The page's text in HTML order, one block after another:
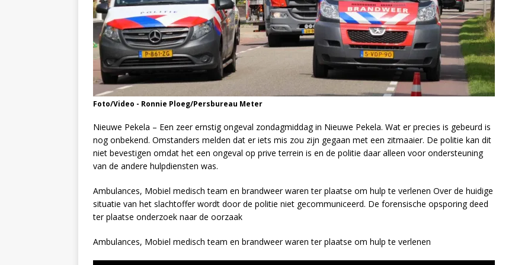
Foto/Video - Ronnie Ploeg/Persbureau Meter
Nieuwe Pekela – Een zeer ernstig ongeval zondagmiddag in Nieuwe Pekela. Wat er precies is gebeurd is
nog onbekend. Omstanders melden dat er iets mis zou zijn gegaan met een zitmaaier. De politie kan dit
niet bevestigen omdat het een ongeval op prive terrein is en de politie daar alleen voor ondersteuning
van de andere hulpdiensten was.
Ambulances, Mobiel medisch team en brandweer waren ter plaatse om hulp te verlenen Over de huidige
situatie van het slachtoffer wordt door de politie niet gecommuniceerd. De forensische opsporing deed
ter plaatse onderzoek naar de oorzaak
Ambulances, Mobiel medisch team en brandweer waren ter plaatse om hulp te verlenen